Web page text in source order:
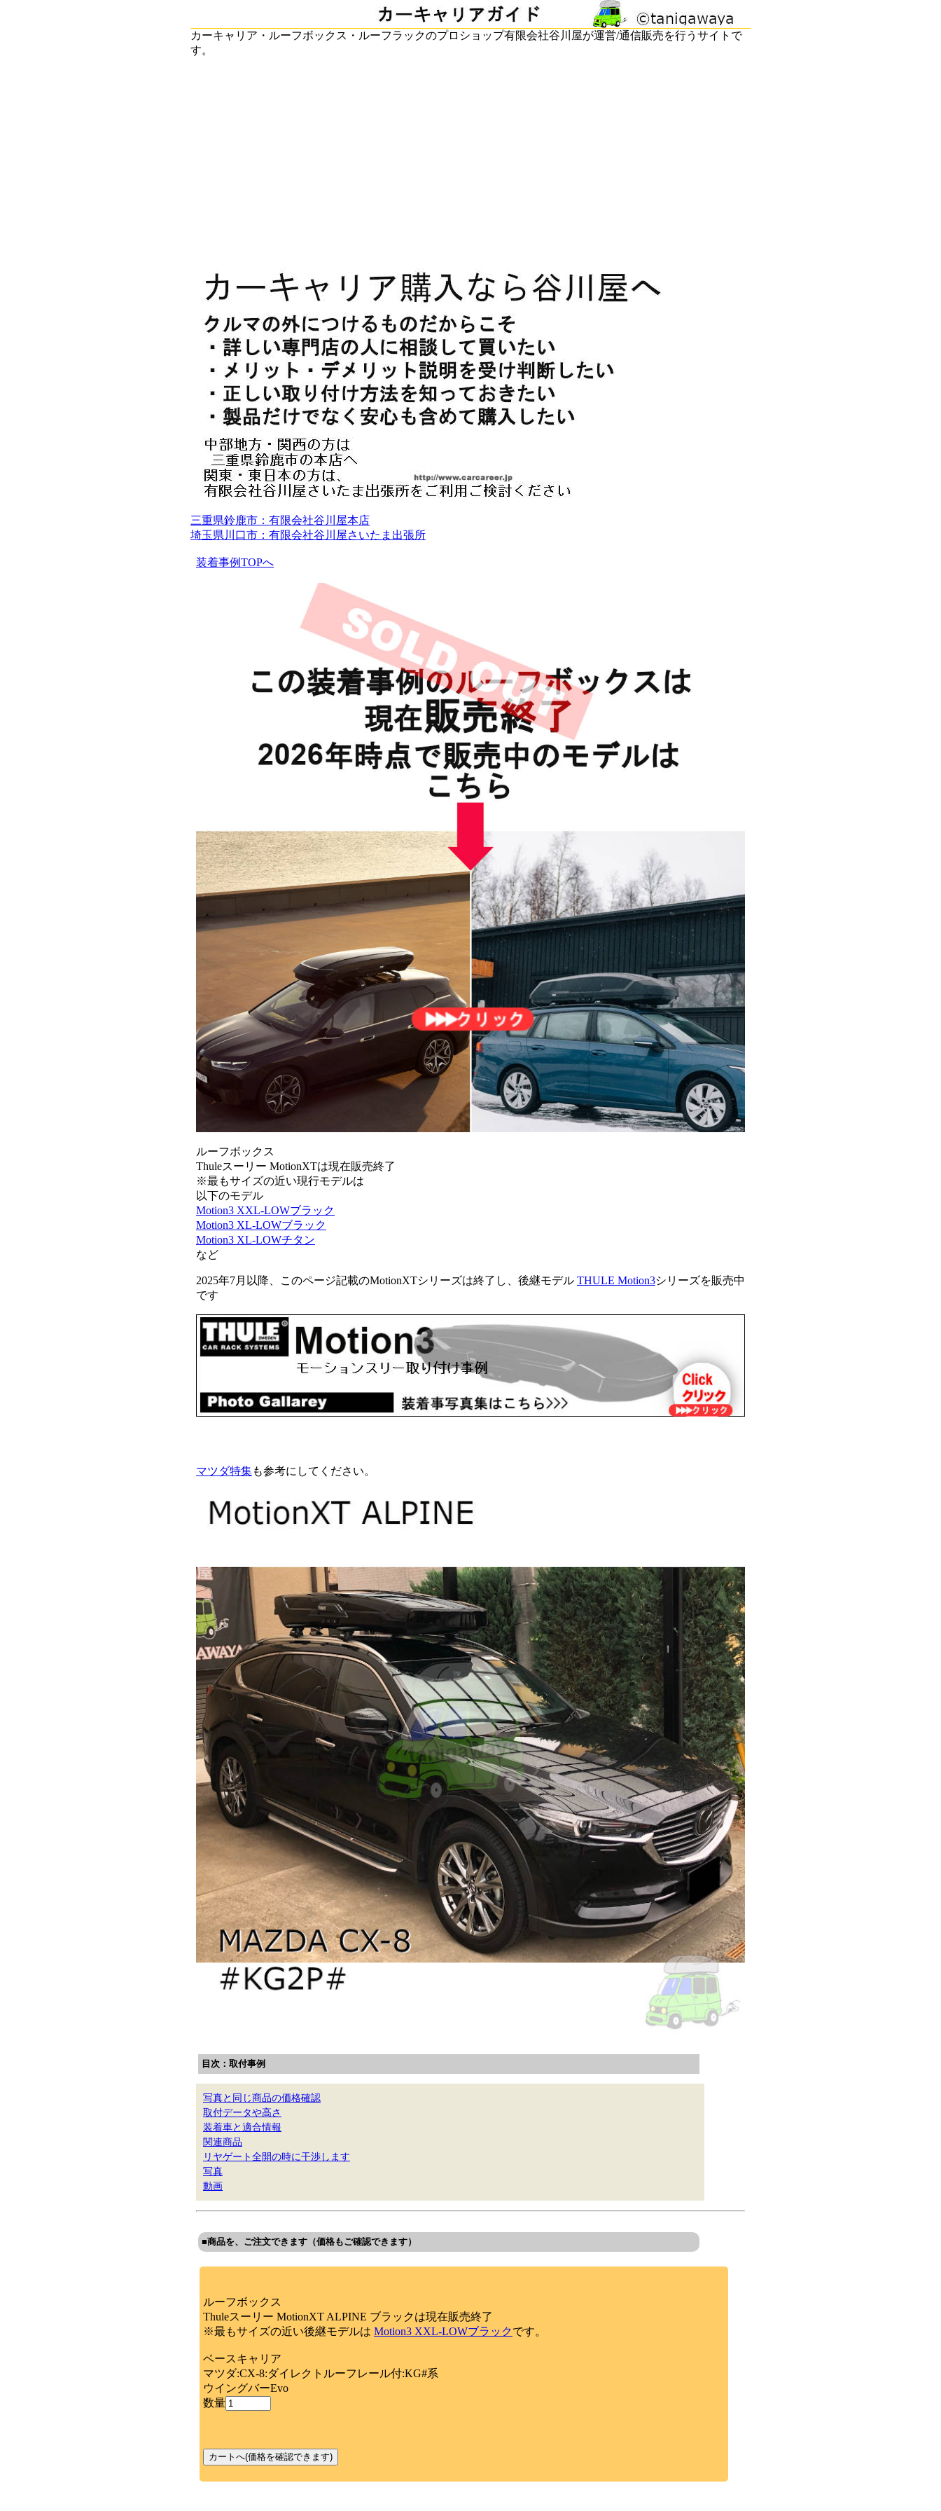
カーキャリア・ルーフボックス・ルーフラックのプロショップ有限会社谷川屋が運営/通信販売を行うサイトで
す。
三重県鈴鹿市：有限会社谷川屋本店
埼玉県川口市：有限会社谷川屋さいたま出張所
装着事例TOPへ
ルーフボックス
Thuleスーリー MotionXTは現在販売終了
※最もサイズの近い現行モデルは
以下のモデル
Motion3 XXL-LOWブラック
Motion3 XL-LOWブラック
Motion3 XL-LOWチタン
など
2025年7月以降、このページ記載のMotionXTシリーズは終了し、後継モデル THULE Motion3シリーズを販売中
です
マツダ特集も参考にしてください。
目次：取付事例
写真と同じ商品の価格確認
取付データや高さ
装着車と適合情報
関連商品
リヤゲート全開の時に干渉します
写真
動画
■商品を、ご注文できます（価格もご確認できます）
ルーフボックス
Thuleスーリー MotionXT ALPINE ブラックは現在販売終了
※最もサイズの近い後継モデルは Motion3 XXL-LOWブラックです。
ベースキャリア
マツダ:CX-8:ダイレクトルーフレール付:KG#系
ウイングバーEvo
数量